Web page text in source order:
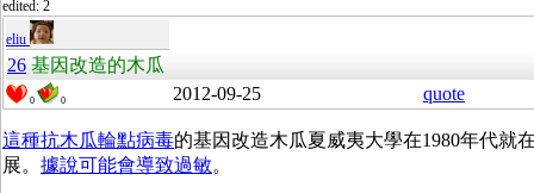
edited: 2
eliu
26 基因改造的木瓜
0 0 2012-09-25 quote
這種抗木瓜輪點病毒的基因改造木瓜夏威夷大學在1980年代就
展。 據說可能會導致過敏。